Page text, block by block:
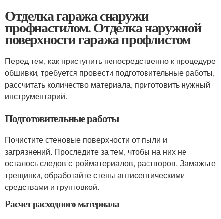
Отделка гаража снаружи
профнастилом. Отделка наружной
поверхности гаража профлистом
Перед тем, как приступить непосредственно к процедуре
обшивки, требуется провести подготовительные работы,
рассчитать количество материала, приготовить нужный
инструментарий.
Подготовительные работы
Почистите стеновые поверхности от пыли и
загрязнений. Проследите за тем, чтобы на них не
осталось следов стройматериалов, растворов. Замажьте
трещинки, обработайте стены антисептическими
средствами и грунтовкой.
Расчет расходного материала